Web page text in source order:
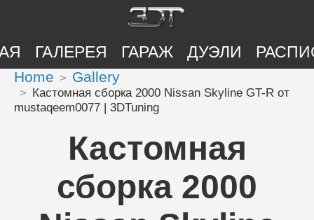
ГАЛЕРЕЯ ГАРАЖ ДУЭЛИ
Home Gallery
Кастомная сборка 2000 Nissan Skyline GT-R от
mustaqeem0077 | 3DTuning
Кастомная
сборка 2000